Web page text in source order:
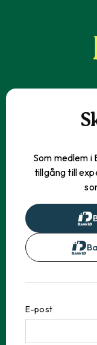
Som medlem
tillgång till
E-post